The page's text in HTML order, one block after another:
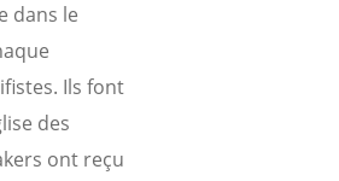
dans le
Ils font
des
ont reçu